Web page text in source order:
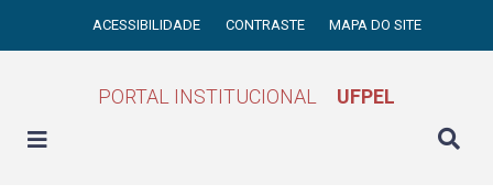
ACESSIBILIDADE CONTRASTE MAPA DO SITE
PORTAL INSTITUCIONAL UFPEL